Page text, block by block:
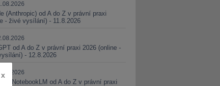
(Anthropic) od A do Z v právní praxi
- živé vysílání) - 11.8.2026
od A do Z v právní praxi 2026 (online -
- 12.8.2026
a NotebookLM od A do Z v právní praxi
x